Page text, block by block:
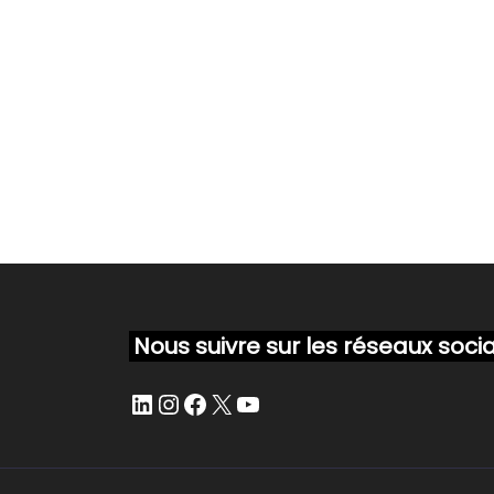
Nous suivre sur les réseaux
LinkedIn
Instagram
Facebook
X YouTube